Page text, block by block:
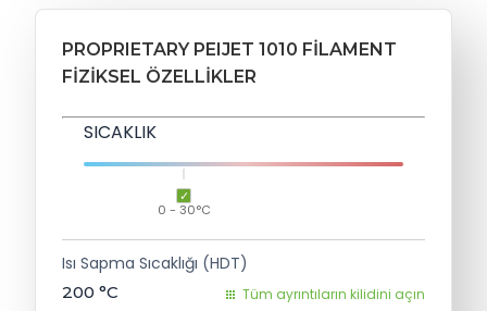
PROPRIETARY PEIJET 1010 FILAMENT
FIZIKSEL ÖZELLIKLER
SICAKLIK
0 - 30°C
Isı Sapma Sıcaklığı (HDT)
200 °C Tüm ayrıntıların kilidini açın